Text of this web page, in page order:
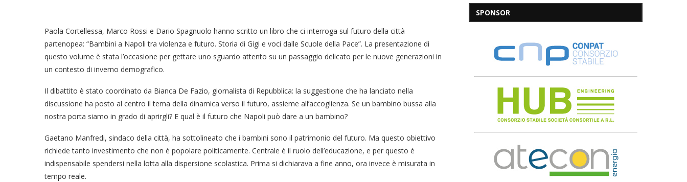
Paola Cortellessa, Marco Rossi e Dario Spagnuolo hanno scritto un libro che ci interroga sul futuro della città
partenopea: “Bambini a Napoli tra violenza e futuro. Storia di Gigi e voci dalle Scuole della Pace”. La presentazione di
questo volume è stata l’occasione per gettare uno sguardo attento su un passaggio delicato per le nuove generazioni in
un contesto di inverno demografico.
Il dibattito è stato coordinato da Bianca De Fazio, giornalista di Repubblica: la suggestione che ha lanciato nella
discussione ha posto al centro il tema della dinamica verso il futuro, assieme all’accoglienza. Se un bambino bussa alla
nostra porta siamo in grado di aprirgli? E qual è il futuro che Napoli può dare a un bambino?
Gaetano Manfredi, sindaco della città, ha sottolineato che i bambini sono il patrimonio del futuro. Ma questo obiettivo
richiede tanto investimento che non è popolare politicamente. Centrale è il ruolo dell’educazione, e per questo è
indispensabile spendersi nella lotta alla dispersione scolastica. Prima si dichiarava a fine anno, ora invece è misurata in
tempo reale.
SPONSOR